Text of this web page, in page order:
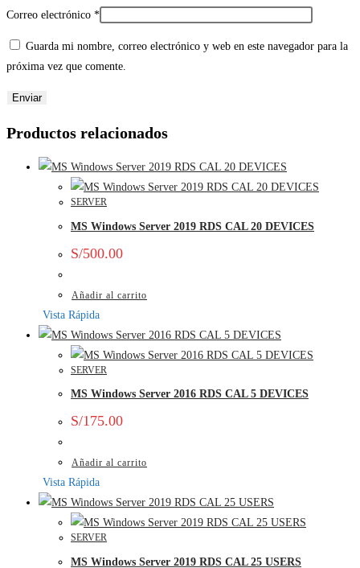
Correo electrónico *
Guarda mi nombre, correo electrónico y web en este navegador para la
próxima vez que comente.
Productos relacionados
SERVER
MS Windows Server 2019 RDS CAL 20 DEVICES
S/500.00
Añadir al carrito
Vista Rápida
SERVER
MS Windows Server 2016 RDS CAL 5 DEVICES
S/175.00
Añadir al carrito
Vista Rápida
SERVER
MS Windows Server 2019 RDS CAL 25 USERS